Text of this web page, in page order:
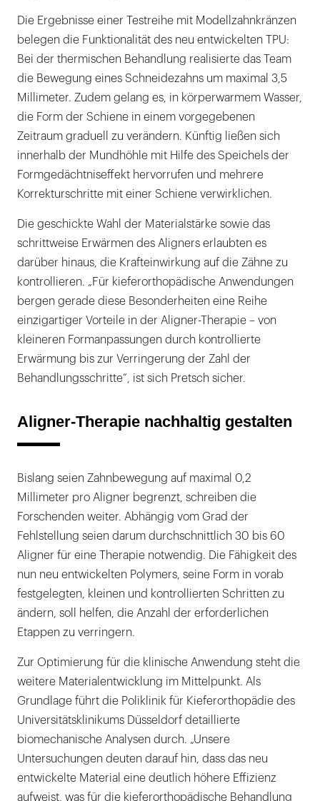
Die Ergebnisse einer Testreihe mit Modellzahnkränzen
belegen die Funktionalität des neu entwickelten TPU:
Bei der thermischen Behandlung realisierte das Team
die Bewegung eines Schneidezahns um maximal 3,5
Millimeter. Zudem gelang es, in körperwarmem Wasser,
die Form der Schiene in einem vorgegebenen
Zeitraum graduell zu verändern. Künftig ließen sich
innerhalb der Mundhöhle mit Hilfe des Speichels der
Formgedächtniseffekt hervorrufen und mehrere
Korrekturschritte mit einer Schiene verwirklichen.
Die geschickte Wahl der Materialstärke sowie das
schrittweise Erwärmen des Aligners erlaubten es
darüber hinaus, die Krafteinwirkung auf die Zähne zu
kontrollieren. „Für kieferorthopädische Anwendungen
bergen gerade diese Besonderheiten eine Reihe
einzigartiger Vorteile in der Aligner-Therapie – von
kleineren Formanpassungen durch kontrollierte
Erwärmung bis zur Verringerung der Zahl der
Behandlungsschritte“, ist sich Pretsch sicher.
Aligner-Therapie nachhaltig gestalten
Bislang seien Zahnbewegung auf maximal 0,2
Millimeter pro Aligner begrenzt, schreiben die
Forschenden weiter. Abhängig vom Grad der
Fehlstellung seien darum durchschnittlich 30 bis 60
Aligner für eine Therapie notwendig. Die Fähigkeit des
nun neu entwickelten Polymers, seine Form in vorab
festgelegten, kleinen und kontrollierten Schritten zu
ändern, soll helfen, die Anzahl der erforderlichen
Etappen zu verringern.
Zur Optimierung für die klinische Anwendung steht die
weitere Materialentwicklung im Mittelpunkt. Als
Grundlage führt die Poliklinik für Kieferorthopädie des
Universitätsklinikums Düsseldorf detaillierte
biomechanische Analysen durch. „Unsere
Untersuchungen deuten darauf hin, dass das neu
entwickelte Material eine deutlich höhere Effizienz
aufweist, was für die kieferorthopädische Behandlung